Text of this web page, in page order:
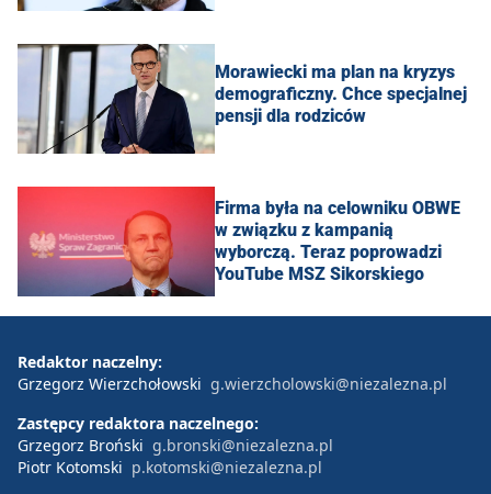
Morawiecki ma plan na kryzys
demograficzny. Chce specjalnej
pensji dla rodziców
Firma była na celowniku OBWE
w związku z kampanią
wyborczą. Teraz poprowadzi
YouTube MSZ Sikorskiego
Redaktor naczelny:
Grzegorz Wierzchołowski g.wierzcholowski@niezalezna.pl
Zastępcy redaktora naczelnego:
Grzegorz Broński g.bronski@niezalezna.pl
Piotr Kotomski p.kotomski@niezalezna.pl